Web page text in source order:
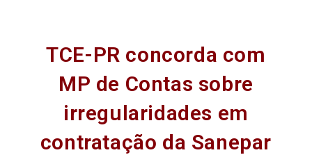
TCE-PR concorda com
MP de Contas sobre
irregularidades em
contratação da Sanepar